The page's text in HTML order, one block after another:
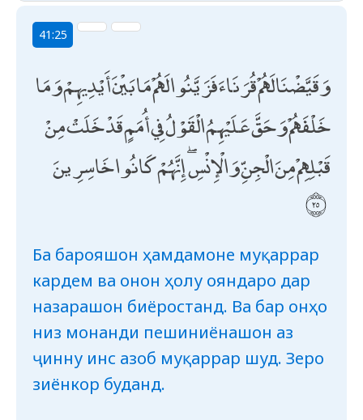
41:25
وَقَيَّضْنَا لَهُمْ قُرَنَاءَ فَزَيَّنُوا لَهُمْ مَا بَيْنَ أَيْدِيهِمْ وَمَا
خَلْفَهُمْ وَحَقَّ عَلَيْهِمُ الْقَوْلُ فِي أُمَمٍ قَدْ خَلَتْ مِنْ
قَبْلِهِمْ مِنَ الْجِنِّ وَالْإِنْسِ ۖ إِنَّهُمْ كَانُوا خَاسِرِينَ
Ба барояшон ҳамдамоне муқаррар
кардем ва онон ҳолу ояндаро дар
назарашон биёростанд. Ва бар онҳо
низ монанди пешиниёнашон аз
ҷинну инс азоб муқаррар шуд. Зеро
зиёнкор буданд.